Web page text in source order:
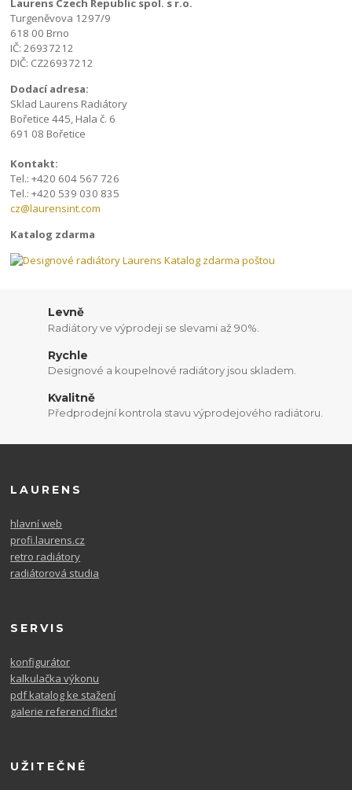
Laurens Czech Republic spol. s r.o.
Turgeněvova 1297/9
618 00 Brno
IČ: 26937212
DIČ: CZ26937212
Dodací adresa:
Sklad Laurens Radiátory
Bořetice 445, Hala č. 6
691 08 Bořetice
Kontakt:
Tel.: +420 604 567 726
Tel.: +420 539 030 835
cz@laurensint.com
Katalog zdarma
Levně
Radiátory ve výprodeji se slevami až 90%.
Rychle
Designové a koupelnové radiátory jsou skladem.
Kvalitně
Předprodejní kontrola stavu výprodejového radiátoru.
LAURENS
hlavní web
profi.laurens.cz
retro radiátory
radiátorová studia
SERVIS
konfigurátor
kalkulačka výkonu
pdf katalog ke stažení
galerie referencí flickr!
UŽITEČNÉ